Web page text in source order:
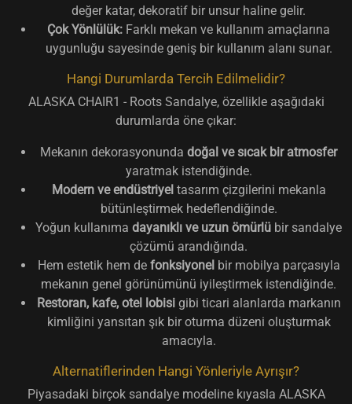
değer katar, dekoratif bir unsur haline gelir.
Çok Yönlülük: Farklı mekan ve kullanım amaçlarına
uygunluğu sayesinde geniş bir kullanım alanı sunar.
Hangi Durumlarda Tercih Edilmelidir?
ALASKA CHAIR1 - Roots Sandalye, özellikle aşağıdaki
durumlarda öne çıkar:
Mekanın dekorasyonunda doğal ve sıcak bir atmosfer
yaratmak istendiğinde.
Modern ve endüstriyel tasarım çizgilerini mekanla
bütünleştirmek hedeflendiğinde.
Yoğun kullanıma dayanıklı ve uzun ömürlü bir sandalye
çözümü arandığında.
Hem estetik hem de fonksiyonel bir mobilya parçasıyla
mekanın genel görünümünü iyileştirmek istendiğinde.
Restoran, kafe, otel lobisigibi ticari alanlarda markanın
kimliğini yansıtan şık bir oturma düzeni oluşturmak
amacıyla.
Alternatiflerinden Hangi Yönleriyle Ayrışır?
Piyasadaki birçok sandalye modeline kıyasla ALASKA